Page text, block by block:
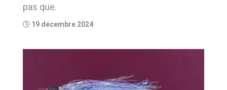
pas que.
19 décembre 2024